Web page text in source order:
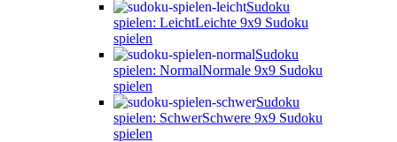
Sudoku
spielen: LeichtLeichte 9x9 Sudoku
spielen
Sudoku
spielen: NormalNormale 9x9 Sudoku
spielen
Sudoku
spielen: SchwerSchwere 9x9 Sudoku
spielen